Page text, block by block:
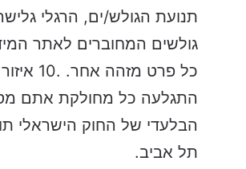
תנועת הגולש/ים, הרגלי
גולשים המחוברים לאתר
כל
התגלעה כל מחולקת אתם
הבלעדי של החוק הישראלי
תל אביב.